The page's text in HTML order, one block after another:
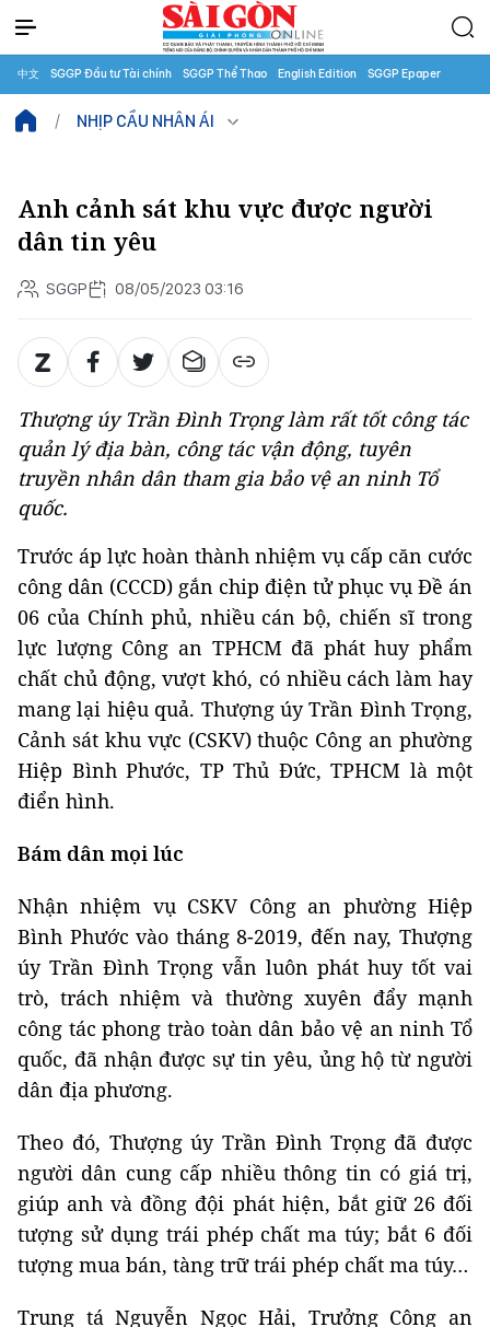
中文 SGGP Đầu tư Tài chính SGGP Thể Thao English Edition SGGP Epaper
NHỊP CẦU NHÂN ÁI
Anh cảnh sát khu vực được người
dân tin yêu
SGGP 08/05/2023 03:16
Thượng úy Trần Đình Trọng làm rất tốt công tác
quản lý địa bàn, công tác vận động, tuyên
truyền nhân dân tham gia bảo vệ an ninh Tổ
quốc.
Trước áp lực hoàn thành nhiệm vụ cấp căn cước
công dân (CCCD) gắn chip điện tử phục vụ Đề án
06 của Chính phủ, nhiều cán bộ, chiến sĩ trong
lực lượng Công an TPHCM đã phát huy phẩm
chất chủ động, vượt khó, có nhiều cách làm hay
mang lại hiệu quả. Thượng úy Trần Đình Trọng,
Cảnh sát khu vực (CSKV) thuộc Công an phường
Hiệp Bình Phước, TP Thủ Đức, TPHCM là một
điển hình.
Bám dân mọi lúc
Nhận nhiệm vụ CSKV Công an phường Hiệp
Bình Phước vào tháng 8-2019, đến nay, Thượng
úy Trần Đình Trọng vẫn luôn phát huy tốt vai
trò, trách nhiệm và thường xuyên đẩy mạnh
công tác phong trào toàn dân bảo vệ an ninh Tổ
quốc, đã nhận được sự tin yêu, ủng hộ từ người
dân địa phương.
Theo đó, Thượng úy Trần Đình Trọng đã được
người dân cung cấp nhiều thông tin có giá trị,
giúp anh và đồng đội phát hiện, bắt giữ 26 đối
tượng sử dụng trái phép chất ma túy; bắt 6 đối
tượng mua bán, tàng trữ trái phép chất ma túy…
Trung tá Nguyễn Ngọc Hải, Trưởng Công an